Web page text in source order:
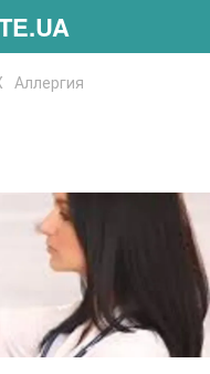
Аллергия